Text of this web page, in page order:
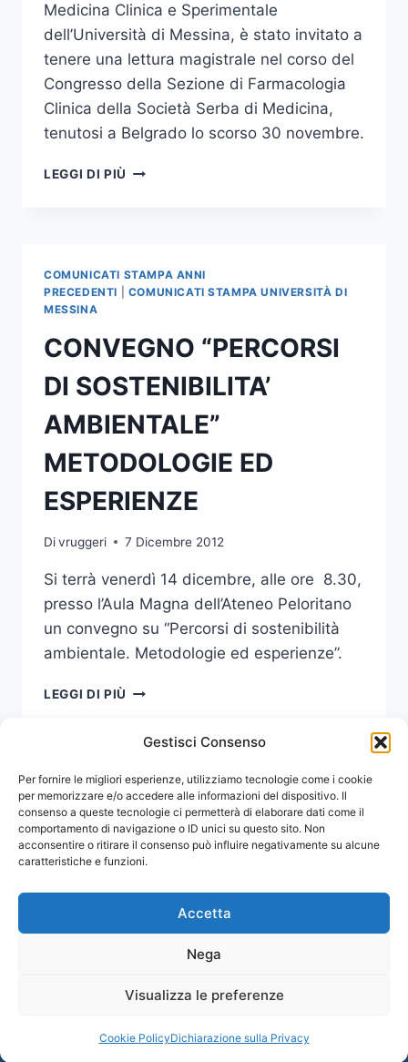
Gestisci Consenso
Per fornire le migliori esperienze, utilizziamo tecnologie come i cookie
per memorizzare e/o accedere alle informazioni del dispositivo. Il
consenso a queste tecnologie ci permetterà di elaborare dati come il
comportamento di navigazione o ID unici su questo sito. Non
acconsentire o ritirare il consenso può influire negativamente su alcune
caratteristiche e funzioni.
Accetta
Nega
Visualizza le preferenze
Cookie PolicyDichiarazione sulla Privacy
Medicina Clinica e Sperimentale
dell’Università di Messina, è stato invitato a
tenere una lettura magistrale nel corso del
Congresso della Sezione di Farmacologia
Clinica della Società Serba di Medicina,
tenutosi a Belgrado lo scorso 30 novembre.
LEGGI DI PIÙ LETTURA
BELGRADO
COMUNICATI STAMPA ANNI
PRECEDENTI
COMUNICATI STAMPA UNIVERSITÀ DI
MESSINA
CONVEGNO “PERCORSI
DI SOSTENIBILITA’
AMBIENTALE”
METODOLOGIE ED
ESPERIENZE
Divruggeri 7 Dicembre 2012
Si terrà venerdì 14 dicembre, alle ore 8.30,
presso l’Aula Magna dell’Ateneo Peloritano
un convegno su “Percorsi di sostenibilità
ambientale. Metodologie ed esperienze”.
LEGGI DI PIÙ CONVEGNO
SOSTENIBILITA’
METODOLOGIE
ED
ESPERIENZE
Navigazione
pagina
1 2 3 … 26
Pagina
successiva
© 2026 Comunicati Stampa | Powered by